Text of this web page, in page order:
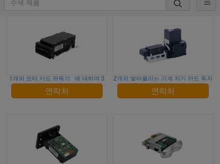
1개의 모터 카드 판독기 에 대하여 3
연락처
2개의 쌓아올리는 기계 자기 카드 독자
연락처